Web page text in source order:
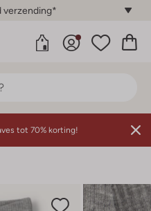
verzending*
tot 70% korting!